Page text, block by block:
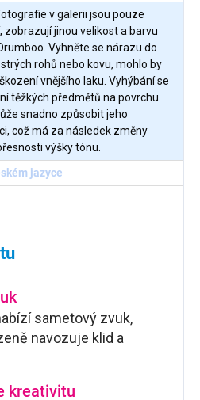
v galerii jsou pouze
zobrazují jinou velikost a barvu
Vyhněte se nárazu do
rohů nebo kovu, mohlo by
vnějšího laku. Vyhýbání se
těžkých předmětů na povrchu
snadno způsobit jeho
což má za následek změny
výšky tónu.
jazyce
sametový zvuk,
navozuje klid a
kreativitu